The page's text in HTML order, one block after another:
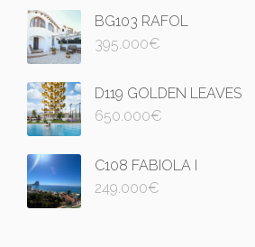
BG103 RAFOL
395.000€
D119 GOLDEN LEAVES
650.000€
C108 FABIOLA I
249.000€